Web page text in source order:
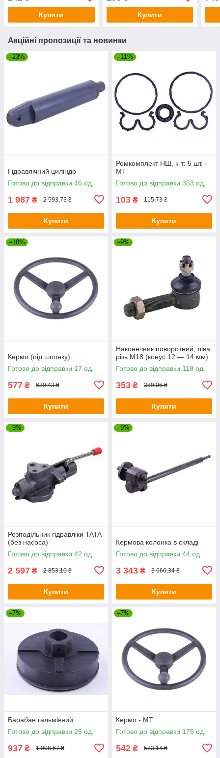
Купити Купити
Акційні пропозиції та новинки
–23%
Гідравлічний циліндр
Готово до відправки 46 од.
1 987 ₴ 2 593,73 ₴
Купити
–11%
Ремкомплект НШ, к-т: 5 шт. -
МТ
Готово до відправки 353 од.
103 ₴ 115,73 ₴
Купити
–10%
Кермо (під шпонку)
Готово до відправки 17 од.
577 ₴ 639,43 ₴
Купити
–9%
Наконечник поворотний, ліва
різь М18 (конус 12 — 14 мм)
Готово до відправки 118 од.
353 ₴ 389,06 ₴
Купити
–9%
Розподільник гідравліки TATA
(без насоса)
Готово до відправки 42 од.
2 597 ₴ 2 853,10 ₴
Купити
–9%
Кермова колонка в складі
Готово до відправки 44 од.
3 343 ₴ 3 666,34 ₴
Купити
–7%
Барабан гальмівний
Готово до відправки 25 од.
937 ₴ 1 008,67 ₴
–7%
Кермо - МТ
Готово до відправки 175 од.
542 ₴ 583,14 ₴